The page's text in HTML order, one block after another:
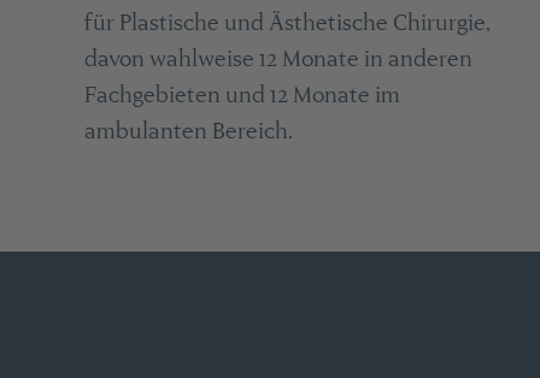
für Plastische und Ästhetische Chirurgie,
davon wahlweise 12 Monate in anderen
Fachgebieten und 12 Monate im
ambulanten Bereich.